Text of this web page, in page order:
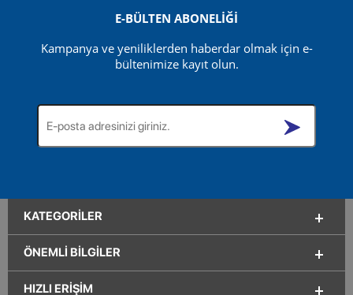
E-BÜLTEN ABONELİĞİ
Kampanya ve yeniliklerden haberdar olmak için e-
bültenimize kayıt olun.
KATEGORILER
ÖNEMLI BILGILER
HIZLI ERIŞIM